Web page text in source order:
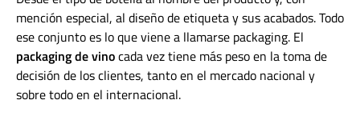
mención especial, al diseño de etiqueta y sus acabados. Todo
ese conjunto es lo que viene a llamarse packaging. El
packaging de vinocada vez tiene más peso en la toma de
decisión de los clientes, tanto en el mercado nacional y
sobre todo en el internacional.